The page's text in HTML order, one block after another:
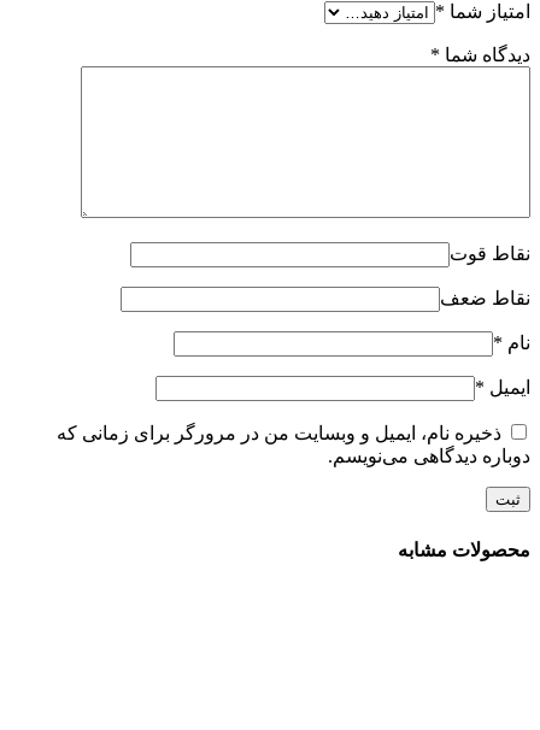
امتیاز شما *
دیدگاه شما *
نقاط قوت
نقاط ضعف
نام *
ایمیل *
ذخیره نام، ایمیل و وبسایت من در مرورگر برای زمانی که
دوباره دیدگاهی می‌نویسم.
محصولات مشابه